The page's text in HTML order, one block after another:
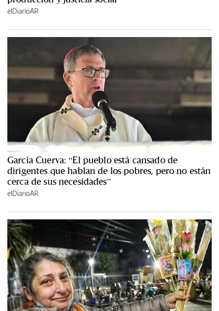
elDiarioAR
García Cuerva: “El pueblo está cansado de
dirigentes que hablan de los pobres, pero no están
cerca de sus necesidades”
elDiarioAR